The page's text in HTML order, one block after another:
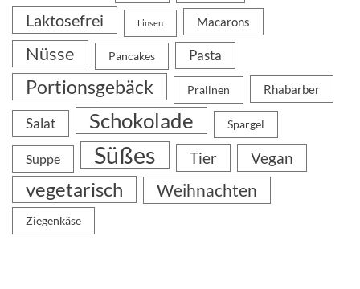
Laktosefrei Linsen Macarons
Nüsse Pancakes Pasta
Portionsgebäck Pralinen Rhabarber
Salat Schokolade Spargel
Suppe Süßes Tier Vegan
vegetarisch Weihnachten
Ziegenkäse